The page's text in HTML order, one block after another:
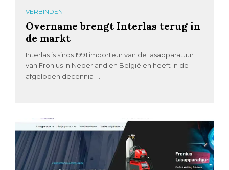
VERBINDEN
Overname brengt Interlas terug in
de markt
Interlas is sinds 1991 importeur van de lasapparatuur
van Fronius in Nederland en België en heeft in de
afgelopen decennia […]